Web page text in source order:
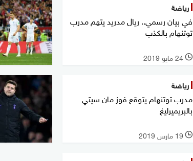
رياضة
في بيان رسمي.. ريال مدريد يتهم مدرب
توتنهام بالكذب
l 24 مايو 2019
رياضة
مدرب توتنهام يتوقع فوز مان سيتي
بالبريميرليغ
l 19 مارس 2019